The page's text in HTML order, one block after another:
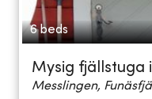
6 beds
Mysig fjällstuga
Messlingen,